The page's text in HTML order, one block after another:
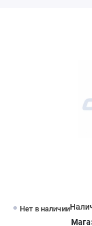
Нет в наличии